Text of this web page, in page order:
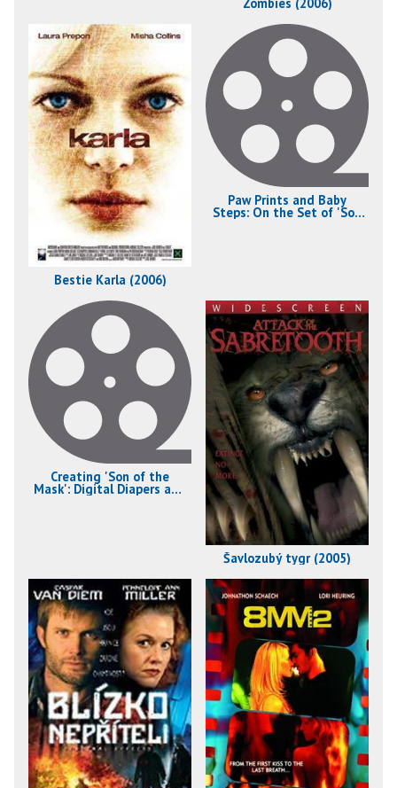
Bestie Karla (2006)
Paw Prints and Baby
Steps: On the Set of 'Son
of the Mask' (2005)
Creating 'Son of the
Mask': Digital Diapers and
Šavlozubý tygr (2005)